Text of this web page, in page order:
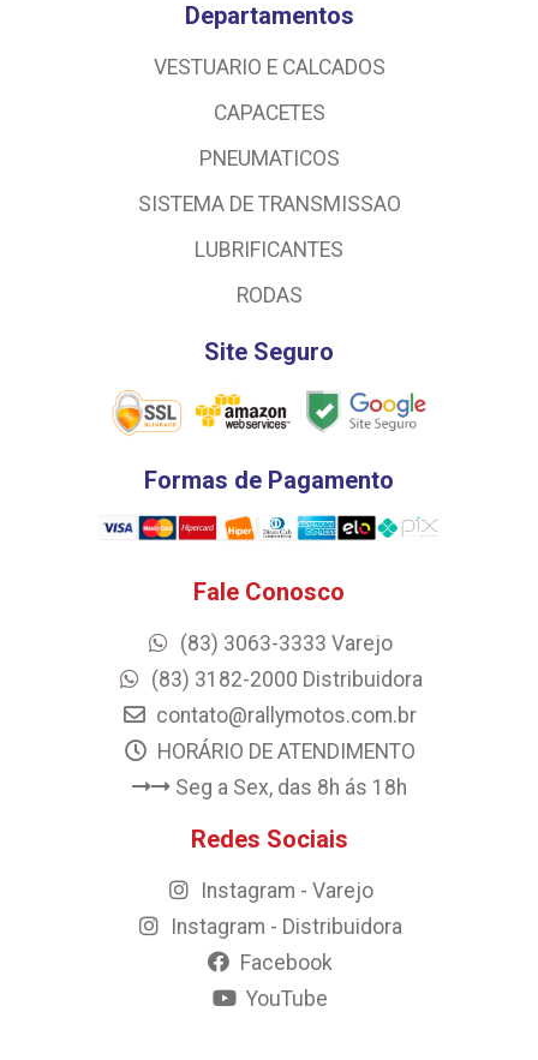
Departamentos
VESTUARIO E CALCADOS
CAPACETES
PNEUMATICOS
SISTEMA DE TRANSMISSAO
LUBRIFICANTES
RODAS
Site Seguro
Formas de Pagamento
Fale Conosco
(83) 3063-3333 Varejo
(83) 3182-2000 Distribuidora
contato@rallymotos.com.br
HORÁRIO DE ATENDIMENTO
Seg a Sex, das 8h ás 18h
Redes Sociais
Instagram - Varejo
Instagram - Distribuidora
Facebook
YouTube